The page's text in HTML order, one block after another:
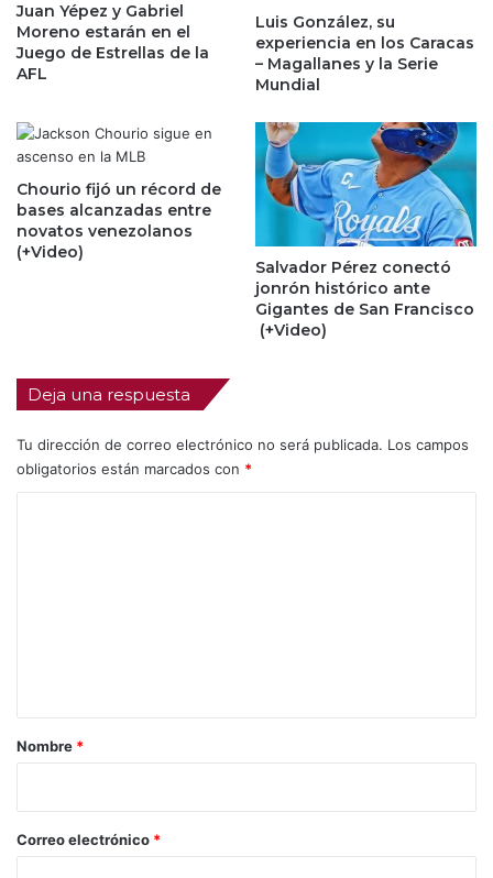
Juan Yépez y Gabriel
Moreno estarán en el
Juego de Estrellas de la
AFL
Luis González, su
experiencia en los Caracas
– Magallanes y la Serie
Mundial
Chourio fijó un récord de
bases alcanzadas entre
novatos venezolanos
(+Video)
Salvador Pérez conectó
jonrón histórico ante
Gigantes de San Francisco
(+Video)
Deja una respuesta
Tu dirección de correo electrónico no será publicada. Los campos
obligatorios están marcados con *
r
*
Nombre *
Correo electrónico *